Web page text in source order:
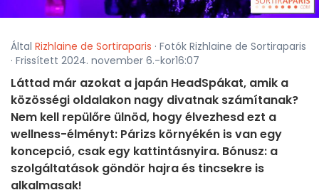
Által Rizhlaine de Sortiraparis · Fotók Rizhlaine de Sortiraparis
· Frissített 2024. november 6.-kor16:07
Láttad már azokat a japán HeadSpákat, amik a
közösségi oldalakon nagy divatnak számítanak?
Nem kell repülőre ülnöd, hogy élvezhesd ezt a
wellness-élményt: Párizs környékén is van egy
koncepció, csak egy kattintásnyira. Bónusz: a
szolgáltatások göndör hajra és tincsekre is
alkalmasak!